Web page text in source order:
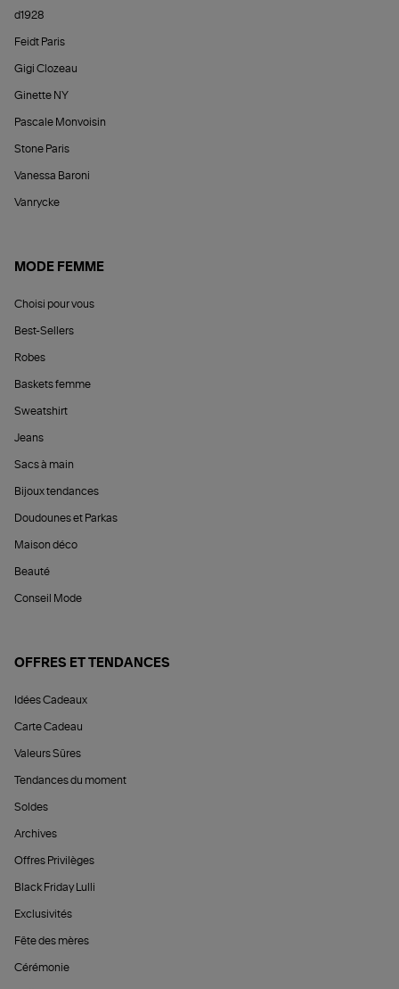
d1928
Feidt Paris
Gigi Clozeau
Ginette NY
Pascale Monvoisin
Stone Paris
Vanessa Baroni
Vanrycke
MODE FEMME
Choisi pour vous
Best-Sellers
Robes
Baskets femme
Sweatshirt
Jeans
Sacs à main
Bijoux tendances
Doudounes et Parkas
Maison déco
Beauté
Conseil Mode
OFFRES ET TENDANCES
Idées Cadeaux
Carte Cadeau
Valeurs Sûres
Tendances du moment
Soldes
Archives
Offres Privilèges
Black Friday Lulli
Exclusivités
Fête des mères
Cérémonie